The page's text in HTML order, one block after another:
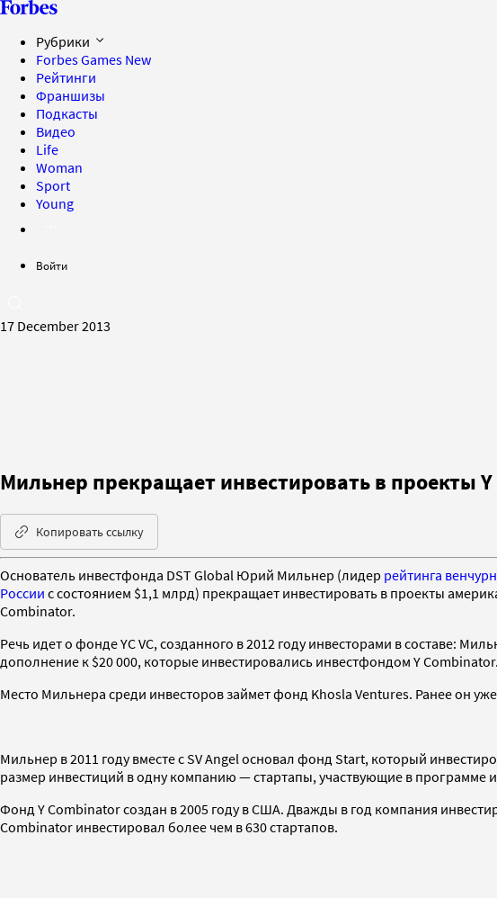
Рубрики
Forbes Games New
Рейтинги
Франшизы
Подкасты
Видео
Life
Woman
Sport
Young
Войти
17 December 2013
Мильнер прекращает инвестировать в проекты
Копировать ссылку
Основатель инвестфонда DST Global Юрий Мильнер (лидер рейтинга
России с состоянием $1,1 млрд) прекращает инвестировать в проекты
Combinator.
Речь идет о фонде YC VC, созданного в 2012 году инвесторами в составе:
дополнение к $20 000, которые инвестировались инвестфондом Y Combinator.
Место Мильнера среди инвесторов займет фонд Khosla Ventures. Ранее он
Мильнер в 2011 году вместе с SV Angel основал фонд Start, который
размер инвестиций в одну компанию — стартапы, участвующие в программе
Фонд Y Combinator создан в 2005 году в США. Дважды в год компания
Combinator инвестировал более чем в 630 стартапов.